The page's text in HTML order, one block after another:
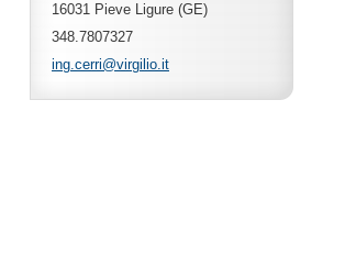
16031 Pieve Ligure (GE)
348.7807327
ing.cerri@virgil io.it